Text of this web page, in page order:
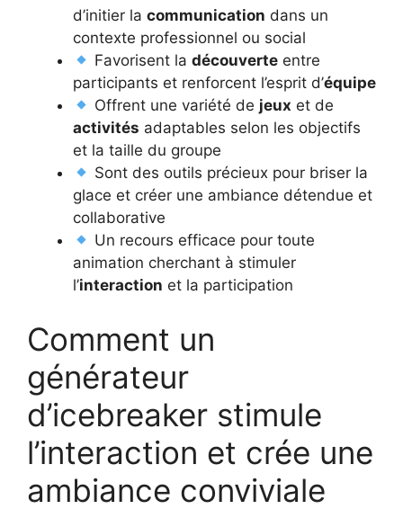
d’initier la communication dans un
contexte professionnel ou social
Favorisent ladécouverte entre
participants et renforcent l’esprit d’équipe
Offrent une variété de jeux et de
activités adaptables selon les objectifs
et la taille du groupe
Sont des outils précieux pour briser la
glace et créer une ambiance détendue et
collaborative
Un recours efficace pour toute
animation cherchant à stimuler
l’interaction et la participation
Comment un
générateur
d’icebreaker stimule
l’interaction et crée une
ambiance conviviale